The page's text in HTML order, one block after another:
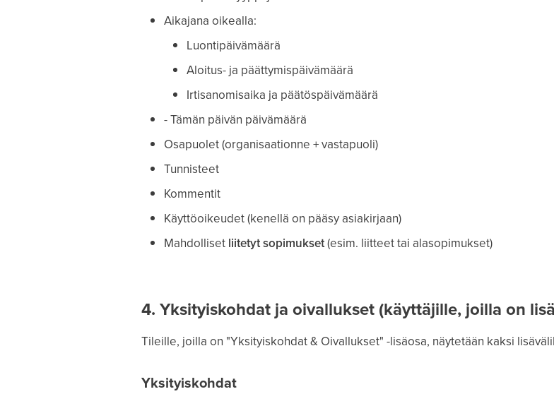
Aikajana oikealla:
Luontipäivämäärä
Aloitus- ja päättymispäivämäärä
Irtisanomisaika ja päätöspäivämäärä
- Tämän päivän päivämäärä
Osapuolet (organisaationne + vastapuoli)
Tunnisteet
Kommentit
Käyttöoikeudet (kenellä on pääsy asiakirjaan)
Mahdolliset liitetyt sopimukset(esim. liitteet tai alasopimukset)
4. Yksityiskohdat ja oivallukset (käyttäjille, joilla on
Tileille, joilla on "Yksityiskohdat & Oivallukset" -lisäosa, näytetään kaksi
Yksityiskohdat